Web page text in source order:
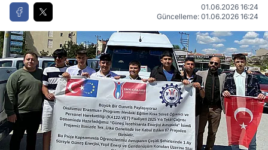
01.06.2026 16:24
Güncelleme: 01.06.2026 16:24